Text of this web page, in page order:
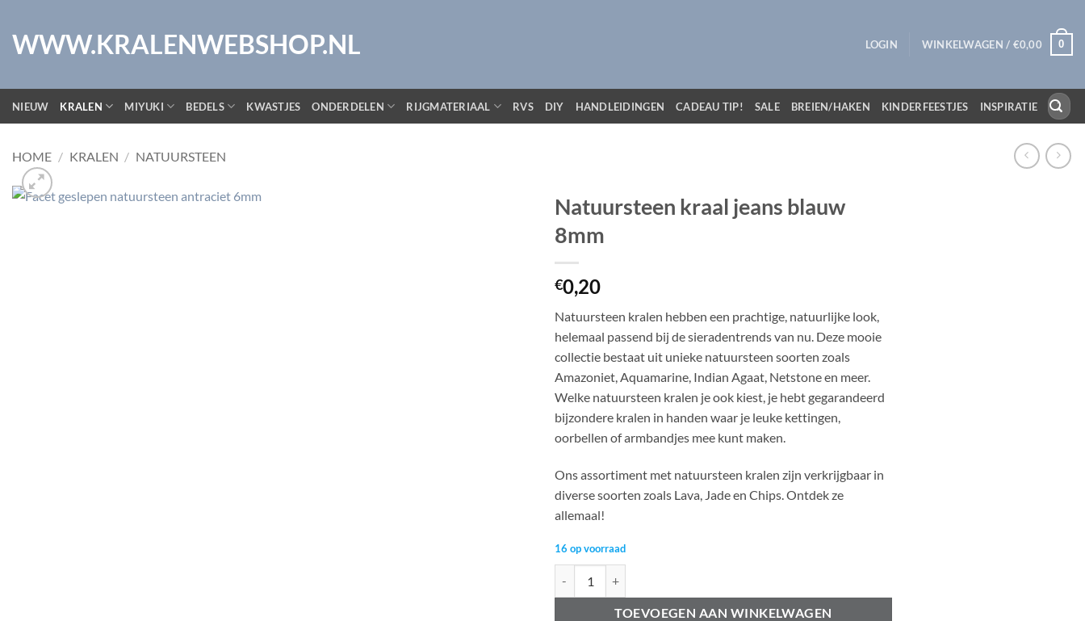
inhoud
WWW.KRALENWEBSHOP.NL LOGIN WINKELWAGEN / €0,00 0
NIEUW KRALEN MIYUKI BEDELS KWASTJES ONDERDELEN RIJGMATERIAAL RVS DIY HANDLEIDINGEN CADEAU TIP! SALE BREIEN/HAKEN KINDERFEESTJES INSPIRATIE
Zoeken
naar:
HOME / KRALEN / NATUURSTEEN
Natuursteen kraal jeans blauw
8mm
€0,20
Natuursteen kralen hebben een prachtige, natuurlijke look,
helemaal passend bij de sieradentrends van nu. Deze mooie
collectie bestaat uit unieke natuursteen soorten zoals
Amazoniet, Aquamarine, Indian Agaat, Netstone en meer.
Welke natuursteen kralen je ook kiest, je hebt gegarandeerd
bijzondere kralen in handen waar je leuke kettingen,
oorbellen of armbandjes mee kunt maken.
Ons assortiment met natuursteen kralen zijn verkrijgbaar in
diverse soorten zoals Lava, Jade en Chips. Ontdek ze
allemaal!
16 op voorraad
TOEVOEGEN AAN WINKELWAGEN